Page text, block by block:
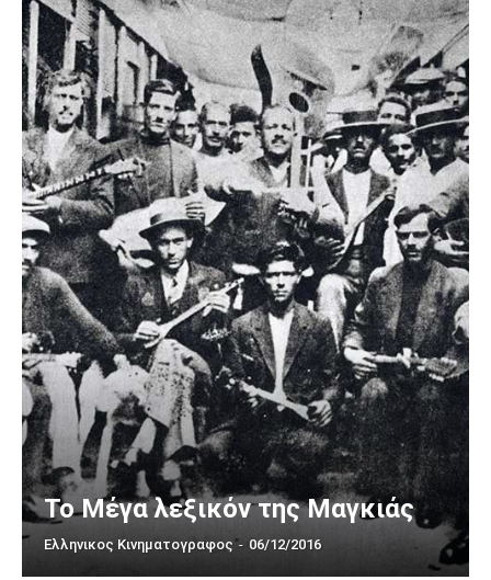
Το Μέγα λεξικόν της Μαγκιάς
Ελληνικος Κινηματογραφος - 06/12/2016